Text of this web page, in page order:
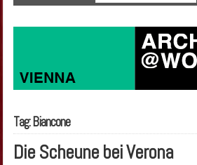
Tag: Biancone
Die Scheune bei Verona